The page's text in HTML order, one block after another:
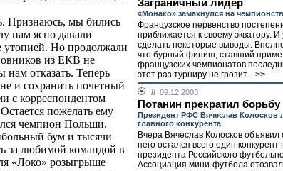
Признаюсь, мы бились
нам ясно давали
утопией. Но продолжали
из ЕКВ не
нам отказать. Теперь
и сохранить почетный
с корреспондентом
пожелать ему
чемпион Польши.
бум и тысячи
за любимой командой в
«Локо» розыгрыше
Заграничный лидер
«Монако» замахнулся на
Французское первенство
приближается к своему экватору.
сделать некоторые выводы.
что бурный финиш, ставший
французских чемпионатов
этот раз турниру не грозит... >>
// 09.12.2003
Потанин прекратил борьбу
Президент РФС Вячеслав Колосков
главного конкурента
Вчера Вячеслав Колосков объявил
него остался всего один
президента Российского
Ассоциация мини-футбола